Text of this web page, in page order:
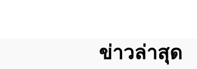
ข่าวล่าสุด